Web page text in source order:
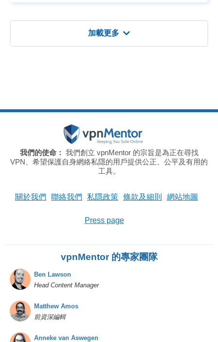
加載更多
我們的使命： 我們創立 vpnMentor 的宗旨是為正在尋找
VPN、希望保護自身網絡私隱的用戶提供公正、公平及有用的
工具。
關於我們 聯絡我們 私隱政策 條款及細則 網站地圖
Press page
vpnMentor 的專家團隊
Ben Lawson
Head Content Manager
Matthew Amos
前資深編輯
Anneke van Aswegen